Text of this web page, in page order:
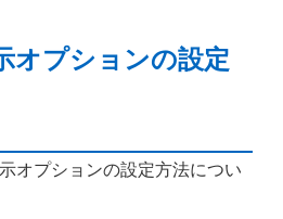
オプションの設定
オプションの設定方法につい